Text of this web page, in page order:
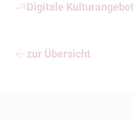
Digitale
zur Übersicht